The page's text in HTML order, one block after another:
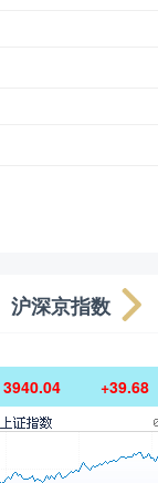
沪深京指数
3940.04 +39.68